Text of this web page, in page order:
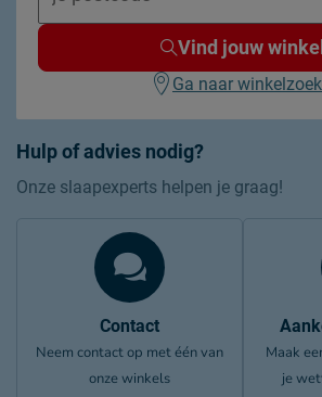
Hulp of advies nodig?
Onze slaapexperts helpen je graag!
Contact
Neem contact op met één van
onze winkels
Maak
je
Vind jouw
Ga naar